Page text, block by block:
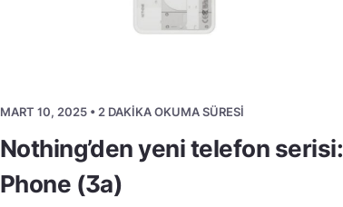
MART 10, 2025 • 2 DAKIKA OKUMA SÜRESI
Nothing’den yeni telefon serisi:
Phone (3a)